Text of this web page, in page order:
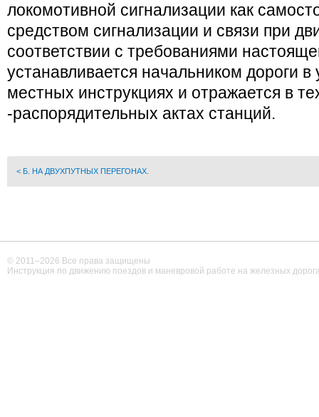
локомотивной сигнализации как
средством сигнализации и связи при
соответствии с требованиями
устанавливается начальником дороги
местных инструкциях и отражается в
-распорядительных актах станций.
< Б. НА ДВУХПУТНЫХ ПЕРЕГОНАХ.
© 2011–2026 Все права защищены
Инструкция по движению поездов и маневровой работе на железных